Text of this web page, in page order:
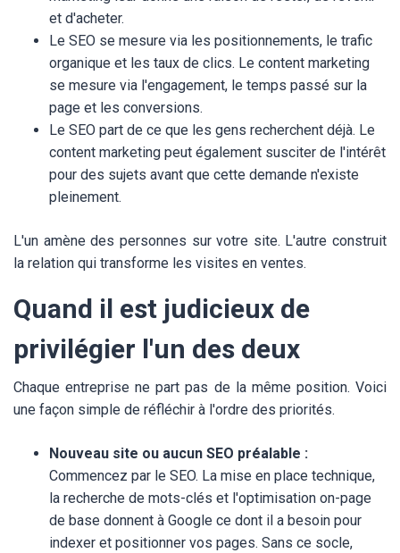
et d'acheter.
Le SEO se mesure via les positionnements, le trafic
organique et les taux de clics. Le content marketing
se mesure via l'engagement, le temps passé sur la
page et les conversions.
Le SEO part de ce que les gens recherchent déjà. Le
content marketing peut également susciter de l'intérêt
pour des sujets avant que cette demande n'existe
pleinement.
L'un amène des personnes sur votre site. L'autre construit
la relation qui transforme les visites en ventes.
Quand il est judicieux de
privilégier l'un des deux
Chaque entreprise ne part pas de la même position. Voici
une façon simple de réfléchir à l'ordre des priorités.
Nouveau site ou aucun SEO préalable :
Commencez par le SEO. La mise en place technique,
la recherche de mots-clés et l'optimisation on-page
de base donnent à Google ce dont il a besoin pour
indexer et positionner vos pages. Sans ce socle,